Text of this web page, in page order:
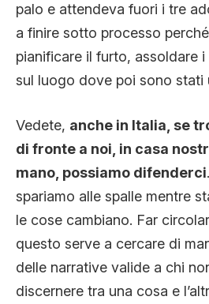
palo e attendeva fuori i tre
a finire sotto processo
pianificare il furto, assoldare
sul luogo dove poi sono stati
Vedete, anche in Italia, se
di fronte a noi, in casa
mano, possiamo difenderci
spariamo alle spalle mentre
le cose cambiano. Far
questo serve a cercare di
delle narrative valide a chi
discernere tra una cosa e